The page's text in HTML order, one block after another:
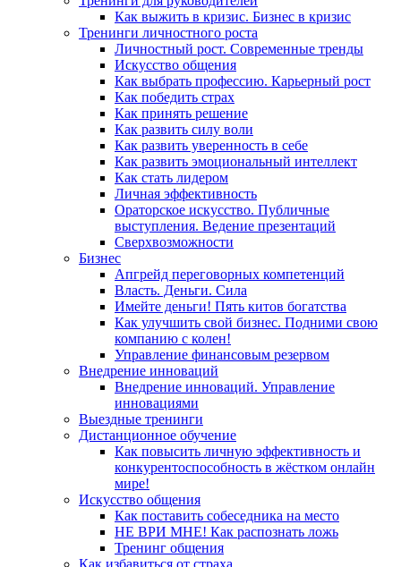
Как выжить в кризис. Бизнес в кризис
Тренинги личностного роста
Личностный рост. Современные тренды
Искусство общения
Как выбрать профессию. Карьерный рост
Как победить страх
Как принять решение
Как развить силу воли
Как развить уверенность в себе
Как развить эмоциональный интеллект
Как стать лидером
Личная эффективность
Ораторское искусство. Публичные
выступления. Ведение презентаций
Сверхвозможности
Бизнес
Апгрейд переговорных компетенций
Власть. Деньги. Сила
Имейте деньги! Пять китов богатства
Как улучшить свой бизнес. Подними свою
компанию с колен!
Управление финансовым резервом
Внедрение инноваций
Внедрение инноваций. Управление
инновациями
Выездные тренинги
Дистанционное обучение
Как повысить личную эффективность и
конкурентоспособность в жёстком онлайн
мире!
Искусство общения
Как поставить собеседника на место
НЕ ВРИ МНЕ! Как распознать ложь
Тренинг общения
Как избавиться от страха